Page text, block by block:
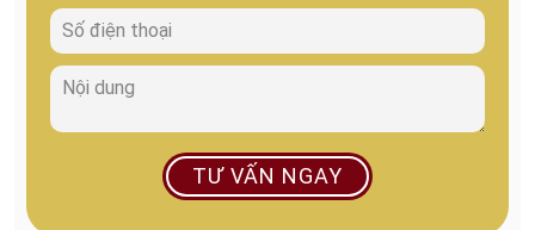
TƯ VẤN NGAY